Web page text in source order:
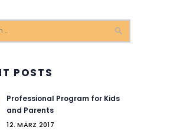
POSTS
Professional Program for Kids
and Parents
12. MÄRZ 2017